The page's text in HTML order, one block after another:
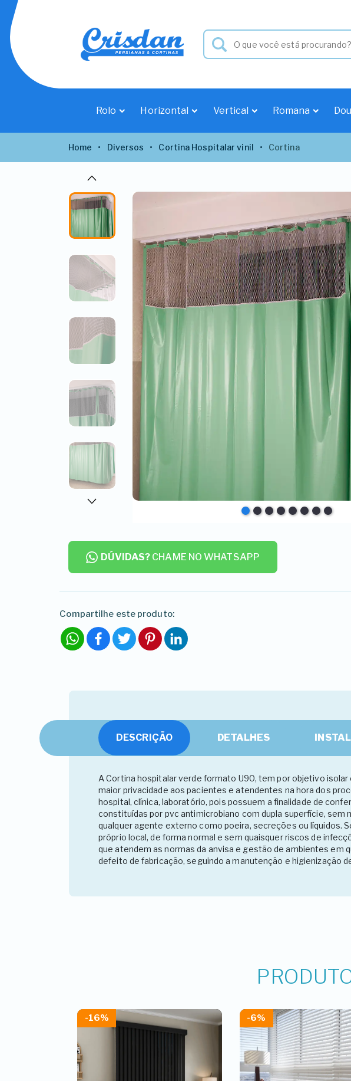
Rolo Horizontal Vertical Romana
Home Diversos Cortina Hospitalar vinil Cortina
DÚVIDAS? CHAME NO WHATSAPP
Compartilhe este produto:
WhatsAppFacebookTwitterPinterest
DESCRIÇÃO DETALHES
A Cortina hospitalar verde formato U90, tem por objetivo
maior privacidade aos pacientes e atendentes na hora dos
hospital, clínica, laboratório, pois possuem a finalidade de
constituídas por pvc antimicrobiano com dupla superfície,
qualquer agente externo como poeira, secreções ou líquidos.
próprio local, de forma normal e sem quaisquer riscos de
que atendem as normas da anvisa e gestão de ambientes em
defeito de fabricação, seguindo a manutenção e higienização
-16% -6%